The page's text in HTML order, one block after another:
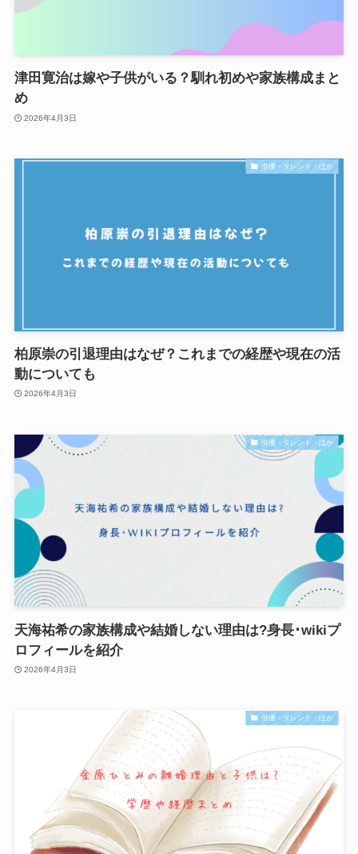
津田寛治は嫁や子供がいる？馴れ初めや家族構成まと
め
2026年4月3日
俳優・タレント・ほか
柏原崇の引退理由はなぜ？これまでの経歴や現在の活
動についても
2026年4月3日
俳優・タレント・ほか
天海祐希の家族構成や結婚しない理由は?身長･wikiプ
ロフィールを紹介
2026年4月3日
俳優・タレント・ほか